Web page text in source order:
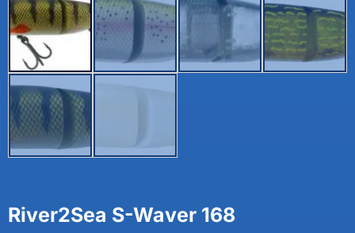
River2Sea S-Waver 168